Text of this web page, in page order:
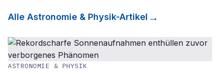
Alle Astronomie & Physik-Artikel
ASTRONOMIE & PHYSIK